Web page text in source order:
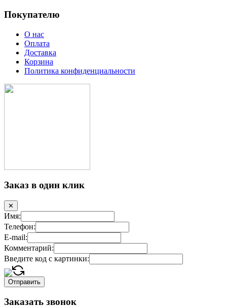
Покупателю
О нас
Оплата
Доставка
Корзина
Политика конфиденциальности
Заказ в один клик
✕
Имя:
Телефон:
E-mail:
Комментарий:
Введите код с картинки:
Заказать звонок